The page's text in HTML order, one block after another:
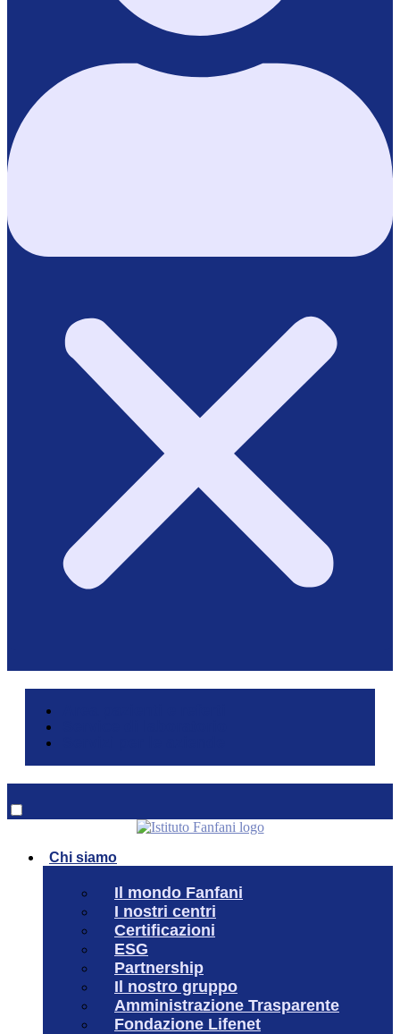
Chi siamo
Il mondo Fanfani
I nostri centri
Certificazioni
ESG
Partnership
Il nostro gruppo
Amministrazione Trasparente
Fondazione Lifenet